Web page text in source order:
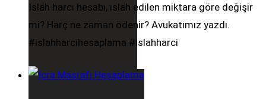
Islah harcı hesabı, ıslah edilen miktara göre değişir
mi? Harç ne zaman ödenir? Avukatımız yazdı.
#islahharcihesaplama #islahharci